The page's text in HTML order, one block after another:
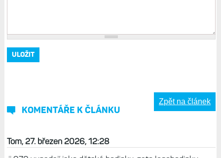
KOMENTÁŘE K ČLÁNKU
Zpět na článek
Tom, 27. březen 2026, 12:28